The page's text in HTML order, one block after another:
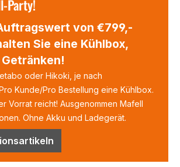
Party!
von €799,-
Sie eine Kühlbox,
oder Hikoki, je nach
Kunde/Pro Bestellung eine Kühlbox.
Vorrat reicht! Ausgenommen Mafell
Ohne Akku und Ladegerät.